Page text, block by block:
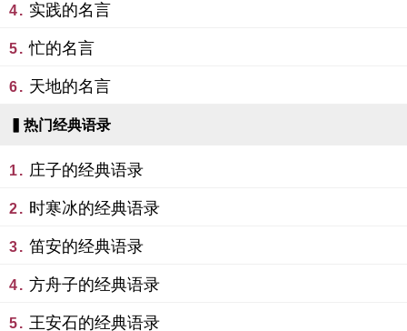
4. 实践的名言
5. 忙的名言
6. 天地的名言
▍热门经典语录
1. 庄子的经典语录
2. 时寒冰的经典语录
3. 笛安的经典语录
4. 方舟子的经典语录
5. 王安石的经典语录